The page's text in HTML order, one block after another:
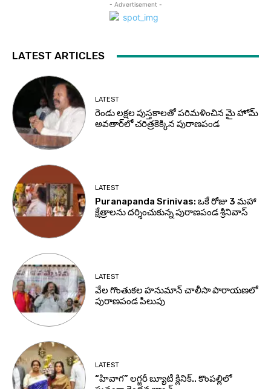
- Advertisement -
LATEST ARTICLES
LATEST
రెండు లక్షల పుస్తకాలతో పరిమళించిన మై హోమ్
అవతార్‌లో చరిత్రకెక్కిన పురాణపండ
LATEST
Puranapanda Srinivas: ఒకే రోజు 3 మహా
క్షేత్రాలను దర్శించుకున్న పురాణపండ శ్రీనివాస్
LATEST
వేల గొంతుకల హనుమాన్ చాలీసా పారాయణలో
పురాణపండ పిలుపు
LATEST
“హివాగ” లగ్జరీ బ్యూటీ క్లినిక్.. కొంపల్లిలో